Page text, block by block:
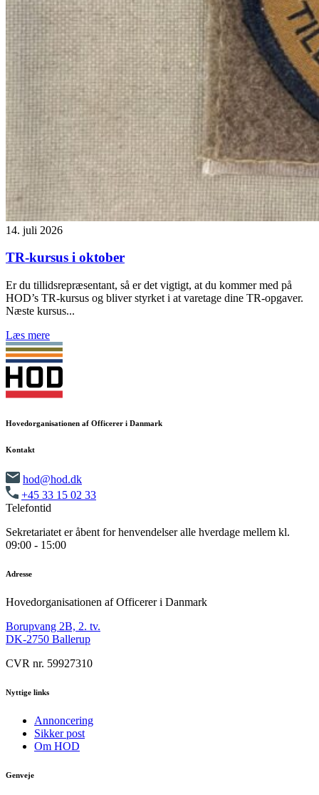
14. juli 2026
TR-kursus i oktober
Er du tillidsrepræsentant, så er det vigtigt, at du kommer med på
HOD’s TR-kursus og bliver styrket i at varetage dine TR-opgaver.
Næste kursus...
Læs mere
Hovedorganisationen af Officerer i Danmark
Kontakt
hod@hod.dk
+45 33 15 02 33
Telefontid
Sekretariatet er åbent for henvendelser alle hverdage mellem kl.
09:00 - 15:00
Adresse
Hovedorganisationen af Officerer i Danmark
Borupvang 2B, 2. tv.
DK-2750 Ballerup
CVR nr. 59927310
Nyttige links
Annoncering
Sikker post
Om HOD
Genveje